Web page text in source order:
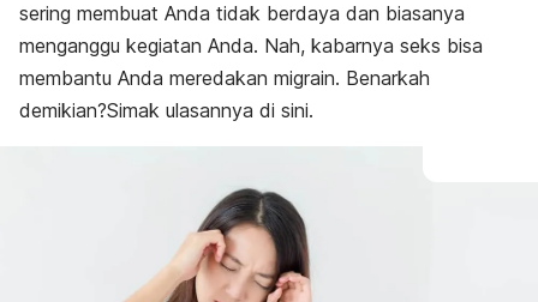
sering membuat Anda tidak berdaya dan biasanya
menganggu kegiatan Anda. Nah, kabarnya seks bisa
membantu Anda meredakan migrain. Benarkah
demikian?Simak ulasannya di sini.